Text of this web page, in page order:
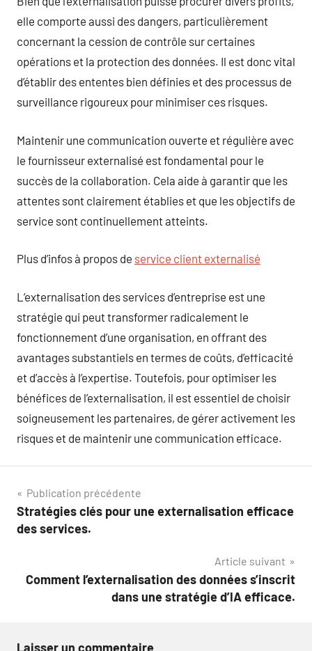
elle comporte aussi des dangers, particulièrement
concernant la cession de contrôle sur certaines
opérations et la protection des données. Il est donc vital
d’établir des ententes bien définies et des processus de
surveillance rigoureux pour minimiser ces risques.
Maintenir une communication ouverte et régulière avec
le fournisseur externalisé est fondamental pour le
succès de la collaboration. Cela aide à garantir que les
attentes sont clairement établies et que les objectifs de
service sont continuellement atteints.
Plus d’infos à propos de service client externalisé
L’externalisation des services d’entreprise est une
stratégie qui peut transformer radicalement le
fonctionnement d’une organisation, en offrant des
avantages substantiels en termes de coûts, d’efficacité
et d’accès à l’expertise. Toutefois, pour optimiser les
bénéfices de l’externalisation, il est essentiel de choisir
soigneusement les partenaires, de gérer activement les
risques et de maintenir une communication efficace.
Navigation
de
Publication précédente
Stratégies clés pour une externalisation efficace
des services.
Article suivant
Comment l’externalisation des données s’inscrit
dans une stratégie d’IA efficace.
Laisser un commentaire